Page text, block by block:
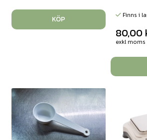
KÖP Finns i
80,00
exkl moms